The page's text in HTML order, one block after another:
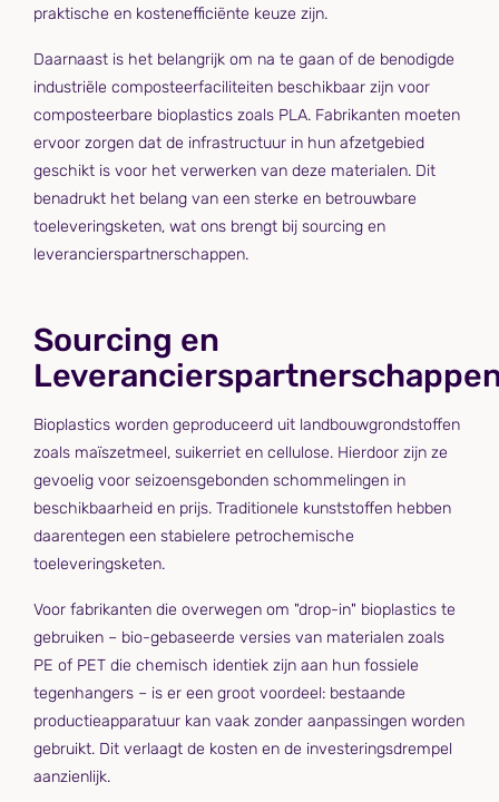
praktische en kostenefficiënte keuze zijn.
Daarnaast is het belangrijk om na te gaan of de benodigde
industriële composteerfaciliteiten beschikbaar zijn voor
composteerbare bioplastics zoals PLA. Fabrikanten moeten
ervoor zorgen dat de infrastructuur in hun afzetgebied
geschikt is voor het verwerken van deze materialen. Dit
benadrukt het belang van een sterke en betrouwbare
toeleveringsketen, wat ons brengt bij sourcing en
leverancierspartnerschappen.
Sourcing en
Bioplastics worden geproduceerd uit landbouwgrondstoffen
zoals maïszetmeel, suikerriet en cellulose. Hierdoor zijn ze
gevoelig voor seizoensgebonden schommelingen in
beschikbaarheid en prijs. Traditionele kunststoffen hebben
daarentegen een stabielere petrochemische
toeleveringsketen.
Voor fabrikanten die overwegen om "drop-in" bioplastics te
gebruiken – bio-gebaseerde versies van materialen zoals
PE of PET die chemisch identiek zijn aan hun fossiele
tegenhangers – is er een groot voordeel: bestaande
productieapparatuur kan vaak zonder aanpassingen worden
gebruikt. Dit verlaagt de kosten en de investeringsdrempel
aanzienlijk.